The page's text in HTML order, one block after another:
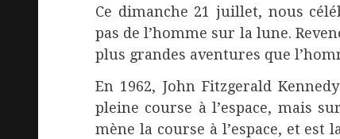
Ce dimanche 21 juillet, nous
pas de l’homme sur la lune.
plus grandes aventures que
En 1962, John Fitzgerald
pleine course à l’espace, mais
mène la course à l’espace, et est